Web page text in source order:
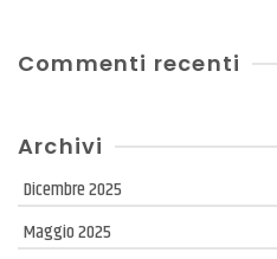
Commenti recenti
Archivi
Dicembre 2025
Maggio 2025